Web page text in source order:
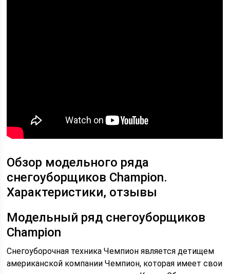
Обзор модельного ряда
снегоуборщиков Champion.
Характеристики, отзывы
Модельный ряд снегоуборщиков
Champion
Снегоуборочная техника Чемпион является детищем
американской компании Чемпион, которая имеет свои